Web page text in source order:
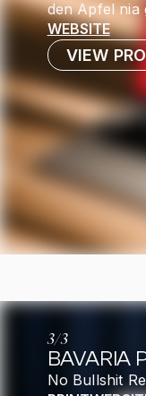
den Apfel nia
WEBSITE
VIEW
3/3
BAVARIA
No Bullshit